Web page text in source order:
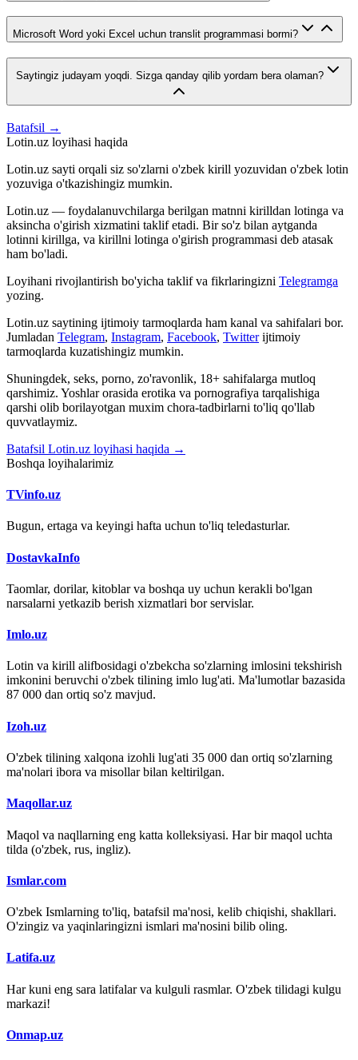
Microsoft Word yoki Excel uchun translit programmasi bormi?
Saytingiz judayam yoqdi. Sizga qanday qilib yordam bera olaman?
Batafsil →
Lotin.uz loyihasi haqida
Lotin.uz sayti orqali siz so'zlarni o'zbek kirill yozuvidan o'zbek lotin
yozuviga o'tkazishingiz mumkin.
Lotin.uz — foydalanuvchilarga berilgan matnni kirilldan lotinga va
aksincha o'girish xizmatini taklif etadi. Bir so'z bilan aytganda
lotinni kirillga, va kirillni lotinga o'girish programmasi deb atasak
ham bo'ladi.
Loyihani rivojlantirish bo'yicha taklif va fikrlaringizni Telegramga
yozing.
Lotin.uz saytining ijtimoiy tarmoqlarda ham kanal va sahifalari bor.
Jumladan Telegram, Instagram, Facebook, Twitter ijtimoiy
tarmoqlarda kuzatishingiz mumkin.
Shuningdek, seks, porno, zo'ravonlik, 18+ sahifalarga mutloq
qarshimiz. Yoshlar orasida erotika va pornografiya tarqalishiga
qarshi olib borilayotgan muxim chora-tadbirlarni to'liq qo'llab
quvvatlaymiz.
Batafsil Lotin.uz loyihasi haqida →
Boshqa loyihalarimiz
TVinfo.uz
Bugun, ertaga va keyingi hafta uchun to'liq teledasturlar.
DostavkaInfo
Taomlar, dorilar, kitoblar va boshqa uy uchun kerakli bo'lgan
narsalarni yetkazib berish xizmatlari bor servislar.
Imlo.uz
Lotin va kirill alifbosidagi o'zbekcha so'zlarning imlosini tekshirish
imkonini beruvchi o'zbek tilining imlo lug'ati. Ma'lumotlar bazasida
87 000 dan ortiq so'z mavjud.
Izoh.uz
O'zbek tilining xalqona izohli lug'ati 35 000 dan ortiq so'zlarning
ma'nolari ibora va misollar bilan keltirilgan.
Maqollar.uz
Maqol va naqllarning eng katta kolleksiyasi. Har bir maqol uchta
tilda (o'zbek, rus, ingliz).
Ismlar.com
O'zbek Ismlarning to'liq, batafsil ma'nosi, kelib chiqishi, shakllari.
O'zingiz va yaqinlaringizni ismlari ma'nosini bilib oling.
Latifa.uz
Har kuni eng sara latifalar va kulguli rasmlar. O'zbek tilidagi kulgu
markazi!
Onmap.uz